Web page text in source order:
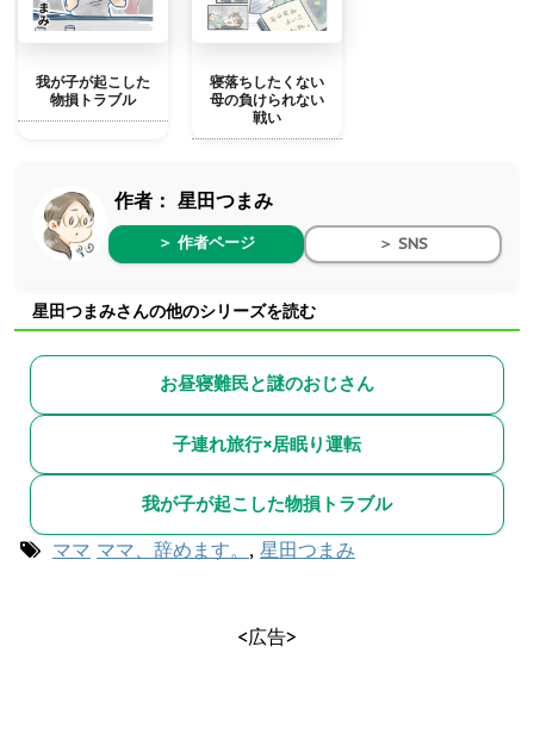
我が子が起こした
物損トラブル
寝落ちしたくない
母の負けられない
戦い
作者： 星田つまみ
＞ 作者ページ ＞ SNS
星田つまみさんの他のシリーズを読む
お昼寝難民と謎のおじさん
子連れ旅行×居眠り運転
我が子が起こした物損トラブル
ママ ママ、辞めます。 , 星田つまみ
<広告>